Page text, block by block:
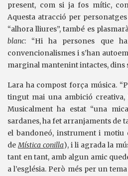
present, com si ja fos mític,
Aquesta atracció per
“alhora lliures”, també es
blanc: “Hi ha persones que
convencionalismes i s’han
marginal mantenint intactes, dins
Lara ha compost força música.
tingut mai una ambició creativa,
Musicalment ha estat “una
sardanes, ha fet arranjaments de
el bandoneó, instrument i motiu
deMística conilla), i li agrada la
tant en tant, amb algun amic
a l’església. Però més per un